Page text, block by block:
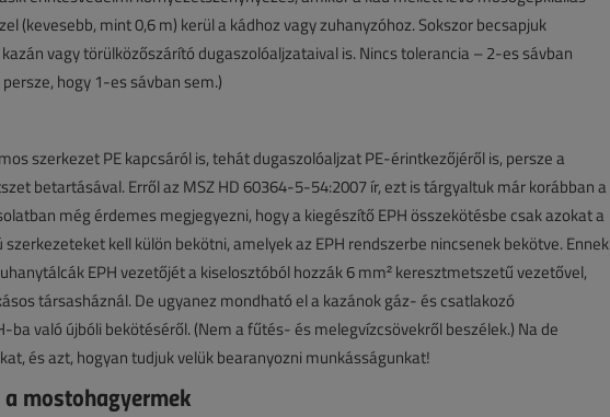
(kevesebb, mint 0,6 m) kerül a kádhoz vagy zuhanyzóhoz. Sokszor becsapjuk
vagy törülközőszárító dugaszolóaljzataival is. Nincs tolerancia – 2-es sávban
hogy 1-es sávban sem.)
szerkezet PE kapcsáról is, tehát dugaszolóaljzat PE-érintkezőjéről is, persze a
betartásával. Erről az MSZ HD 60364-5-54:2007 ír, ezt is tárgyaltuk már korábban a
még érdemes megjegyezni, hogy a kiegészítő EPH összekötésbe csak azokat a
kell külön bekötni, amelyek az EPH rendszerbe nincsenek bekötve. Ennek
EPH vezetőjét a kiselosztóból hozzák 6 mm² keresztmetszetű vezetővel,
társasháznál. De ugyanez mondható el a kazánok gáz- és csatlakozó
ba való újbóli bekötéséről. (Nem a fűtés- és melegvízcsövekről beszélek.) Na de
és azt, hogyan tudjuk velük bearanyozni munkásságunkat!
mostohagyermek